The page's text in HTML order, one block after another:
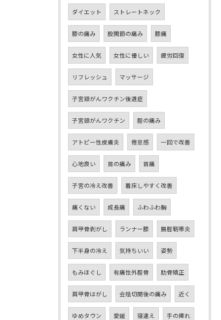
ダイエット ストレートネック
膝の痛み 股関節の痛み 膝痛
女性に人気 女性に優しい 疲労回復
リフレッシュ マッサージ
子宮頸がんワクチン後遺症
子宮頸がんワクチン 脛の痛み
アトピー性皮膚炎 倦怠感 一回で改善
心地良い 首の痛み 首痛
子宮の冷え改善 着床しやすく改善
痛くない 成長痛 ふわふわ胸
肩甲骨剥がし ランナー膝 腸脛靭帯炎
下半身の冷え 気持ちいい 姿勢
もみほぐし 有痛性外脛骨 肋骨矯正
肩甲骨はがし 会陰切開後の痛み 近く
ゆめタウン 愛媛 寝違え 手の痺れ